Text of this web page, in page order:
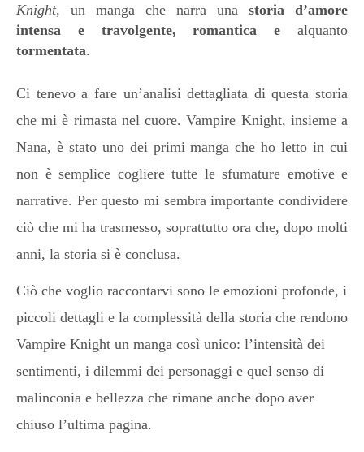
Knight, un manga che narra una storia d’amore
intensa e travolgente, romantica e alquanto
tormentata.
Ci tenevo a fare un’analisi dettagliata di questa storia
che mi è rimasta nel cuore. Vampire Knight, insieme a
Nana, è stato uno dei primi manga che ho letto in cui
non è semplice cogliere tutte le sfumature emotive e
narrative. Per questo mi sembra importante condividere
ciò che mi ha trasmesso, soprattutto ora che, dopo molti
anni, la storia si è conclusa.
Ciò che voglio raccontarvi sono le emozioni profonde, i
piccoli dettagli e la complessità della storia che rendono
Vampire Knight un manga così unico: l’intensità dei
sentimenti, i dilemmi dei personaggi e quel senso di
malinconia e bellezza che rimane anche dopo aver
chiuso l’ultima pagina.